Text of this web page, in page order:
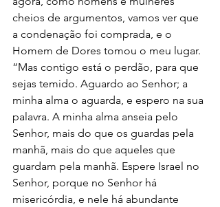
cheios de argumentos, vamos ver que
a condenação foi comprada, e o
Homem de Dores tomou o meu lugar.
“Mas contigo está o perdão, para que
sejas temido. Aguardo ao Senhor; a
minha alma o aguarda, e espero na sua
palavra. A minha alma anseia pelo
Senhor, mais do que os guardas pela
manhã, mais do que aqueles que
guardam pela manhã. Espere Israel no
Senhor, porque no Senhor há
misericórdia, e nele há abundante